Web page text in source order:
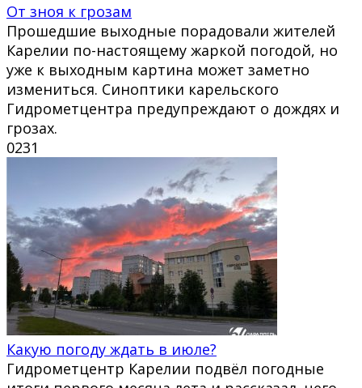
От зноя к грозам
Прошедшие выходные порадовали жителей
Карелии по-настоящему жаркой погодой, но
уже к выходным картина может заметно
измениться. Синоптики карельского
Гидрометцентра предупреждают о дождях и
грозах.
0231
Какую погоду ждать в июле?
Гидрометцентр Карелии подвёл погодные